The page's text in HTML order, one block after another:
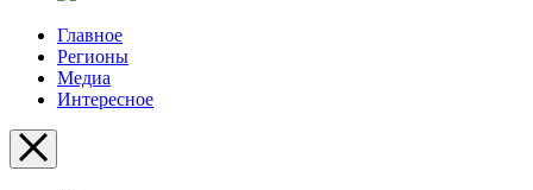
Главное
Регионы
Медиа
Интересное